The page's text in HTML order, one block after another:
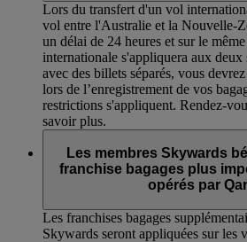
Lors du transfert d'un vol
vol entre l'Australie et la Nouvelle-
un délai de 24 heures et sur le
internationale s'appliquera aux
avec des billets séparés, vous
lors de l’enregistrement de vos
restrictions s'appliquent. Rendez-
savoir plus.
Les membres Skywards
franchise bagages plus
opérés par
Les franchises bagages
Skywards seront appliquées sur les